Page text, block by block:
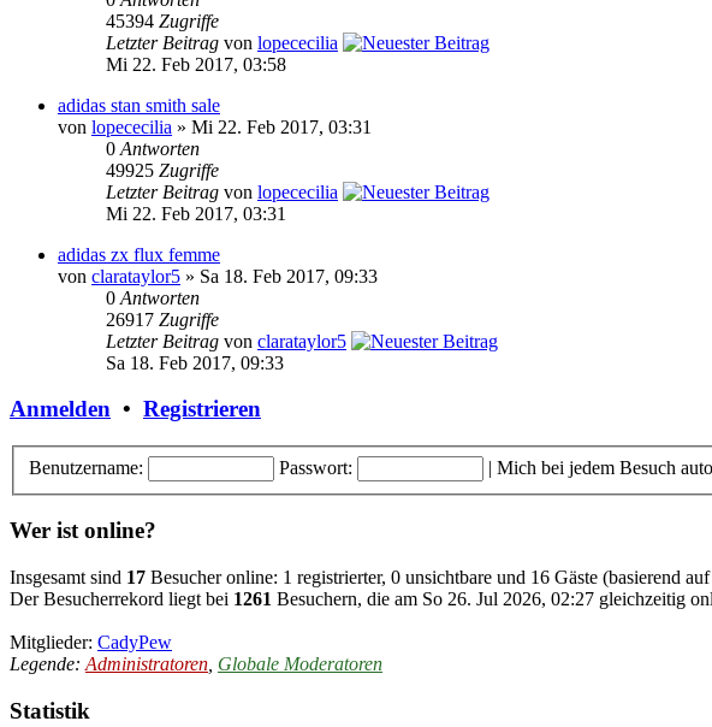
45394 Zugriffe
Letzter Beitrag von lopececilia
Mi 22. Feb 2017, 03:58
adidas stan smith sale
von lopececilia » Mi 22. Feb 2017, 03:31
0 Antworten
49925 Zugriffe
Letzter Beitrag von lopececilia
Mi 22. Feb 2017, 03:31
adidas zx flux femme
von clarataylor5 » Sa 18. Feb 2017, 09:33
0 Antworten
26917 Zugriffe
Letzter Beitrag von clarataylor5
Sa 18. Feb 2017, 09:33
Anmelden • Registrieren
Benutzername: Passwort: | Mich bei jedem Besuch
Wer ist online?
Insgesamt sind 17 Besucher online: 1 registrierter, 0 unsichtbare und 16 Gäste (basierend
Der Besucherrekord liegt bei 1261 Besuchern, die am So 26. Jul 2026, 02:27 gleichzeitig
Mitglieder: CadyPew
Legende: Administratoren Globale Moderatoren
Statistik